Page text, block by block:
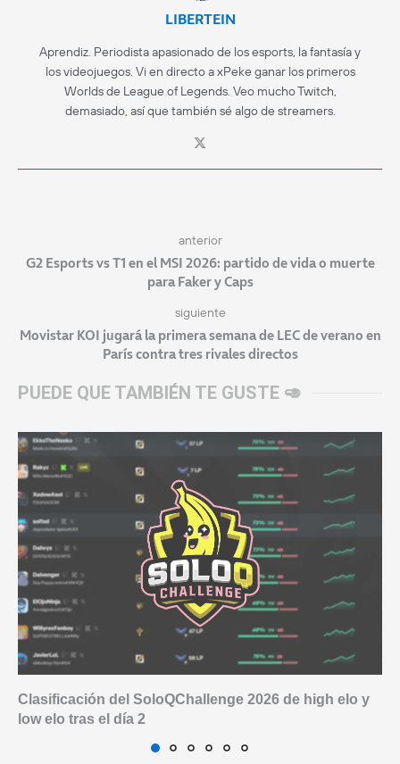
LIBERTEIN
Aprendiz. Periodista apasionado de los esports, la fantasía y
los videojuegos. Vi en directo a xPeke ganar los primeros
Worlds de League of Legends. Veo mucho Twitch,
demasiado, así que también sé algo de streamers.
anterior
G2 Esports vs T1 en el MSI 2026: partido de vida o muerte
para Faker y Caps
siguiente
Movistar KOI jugará la primera semana de LEC de verano en
París contra tres rivales directos
PUEDE QUE TAMBIÉN TE GUSTE 🥑
Clasificación del SoloQChallenge 2026 de high elo y
low elo tras el día 2